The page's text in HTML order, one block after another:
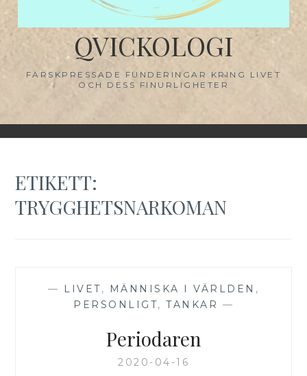
QVICKOLOGI
FÄRSKPRESSADE FUNDERINGAR KRING LIVET
OCH DESS FINURLIGHETER
ETIKETT:
TRYGGHETSNARKOMAN
— LIVET, MÄNNISKA I VÄRLDEN ,
PERSONLIGT, TANKAR —
Periodaren
2020-04-16